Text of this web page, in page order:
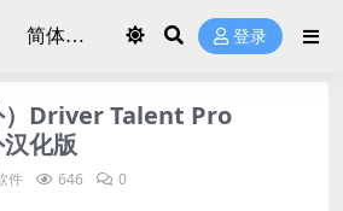
登录
）Driver Talent Pro
化版
件 646 0